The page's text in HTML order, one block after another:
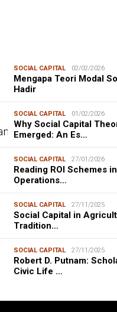
SOCIAL CAPITAL 02/02/2026
Mengapa Teori Modal
Hadir
SOCIAL CAPITAL 01/02/2026
Why Social Capital
Emerged: An Es…
SOCIAL CAPITAL 27/01/2026
Reading ROI Schemes
Operations…
SOCIAL CAPITAL 27/11/2025
Social Capital in
Tradition…
SOCIAL CAPITAL 27/11/2025
Robert D. Putnam:
Civic Life …